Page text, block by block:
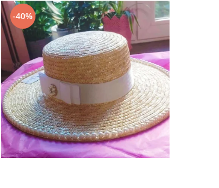
-40%